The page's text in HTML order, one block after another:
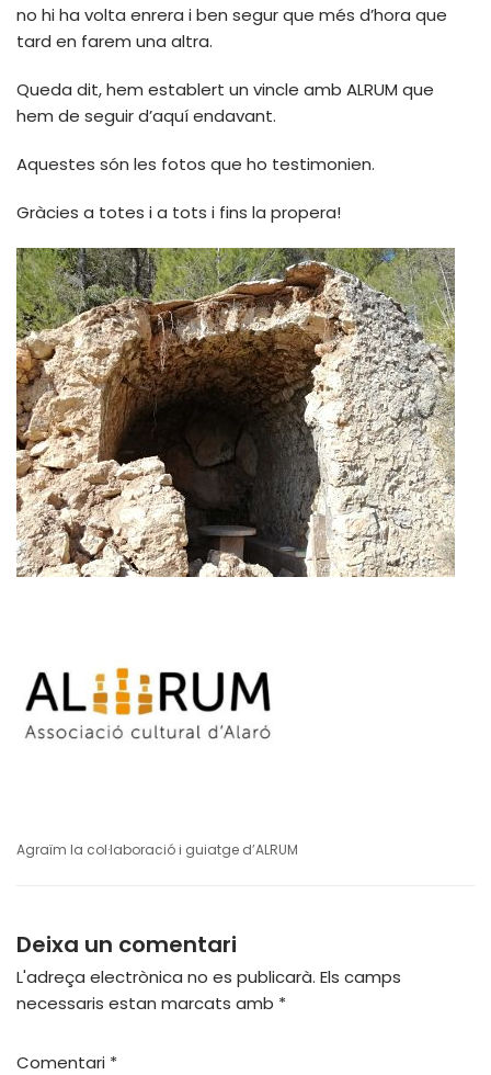
no hi ha volta enrera i ben segur que més d’hora que
tard en farem una altra.
Queda dit, hem establert un vincle amb ALRUM que
hem de seguir d’aquí endavant.
Aquestes són les fotos que ho testimonien.
Gràcies a totes i a tots i fins la propera!
Agraïm la col·laboració i guiatge d’ALRUM
Deixa un comentari
L'adreça electrònica no es publicarà. Els camps
necessaris estan marcats amb *
Comentari *